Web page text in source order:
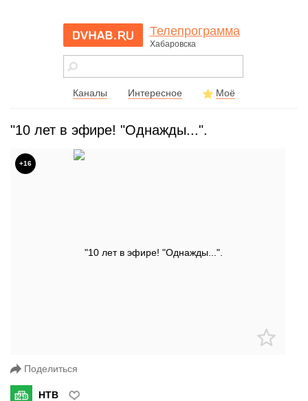
dvhab.ru - сайт
города
Телепрограмма
Хабаровска
Каналы Интересное Моё
"10 лет в эфире! "Однажды...".
+16
Поделиться
НТВ